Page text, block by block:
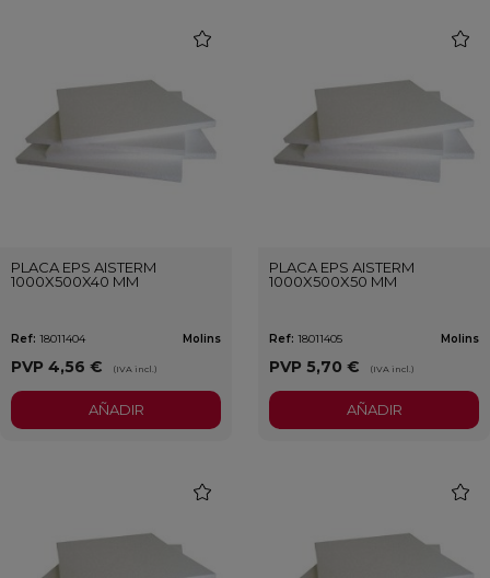
PLACA EPS AISTERM
1000X500X40 MM
Ref: 18011404 Molins
PVP 4,56 € (IVA incl.)
AÑADIR
PLACA EPS AISTERM
1000X500X50 MM
Ref: 18011405 Molins
PVP 5,70 € (IVA incl.)
AÑADIR